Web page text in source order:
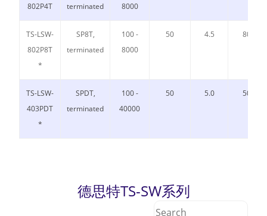
802P4T
terminated
8000
TS-LSW-
802P8T
*
SP8T,
terminated
100 -
8000
50 4.5 80
TS-LSW-
403PDT
*
SPDT,
terminated
100 -
40000
50 5.0 50
德思特TS-SW系列